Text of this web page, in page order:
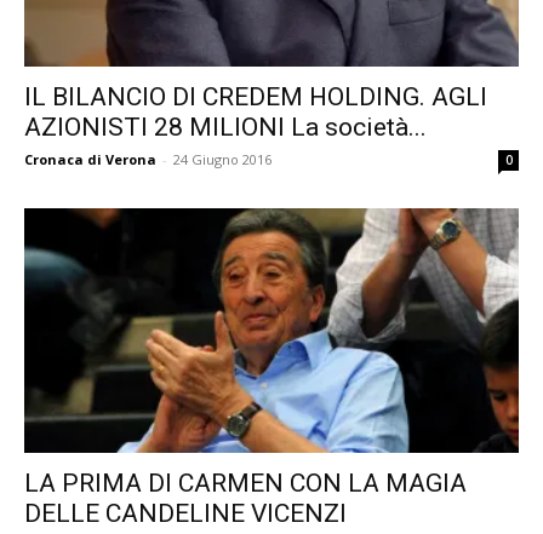
IL BILANCIO DI CREDEM HOLDING. AGLI
AZIONISTI 28 MILIONI La società...
Cronaca di Verona - 24 Giugno 2016 0
LA PRIMA DI CARMEN CON LA MAGIA
DELLE CANDELINE VICENZI